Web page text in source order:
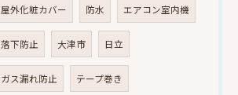
屋外化粧カバー 防水 エアコン室内機
落下防止 大津市 日立
ガス漏れ防止 テープ巻き